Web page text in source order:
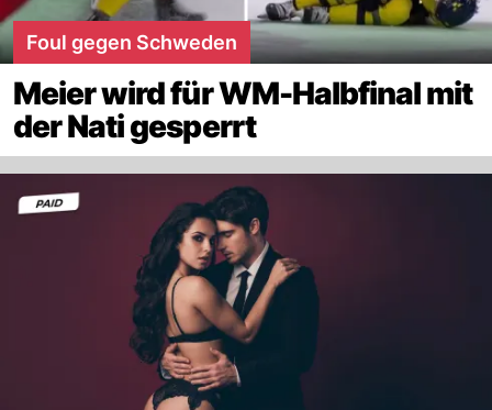
Foul gegen Schweden
Meier wird für WM-Halbfinal mit
der Nati gesperrt